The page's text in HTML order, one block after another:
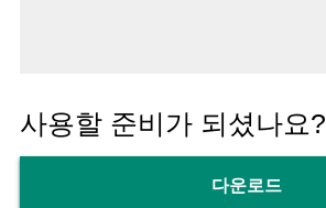
사용할 준비가 되셨나요?
다운로드